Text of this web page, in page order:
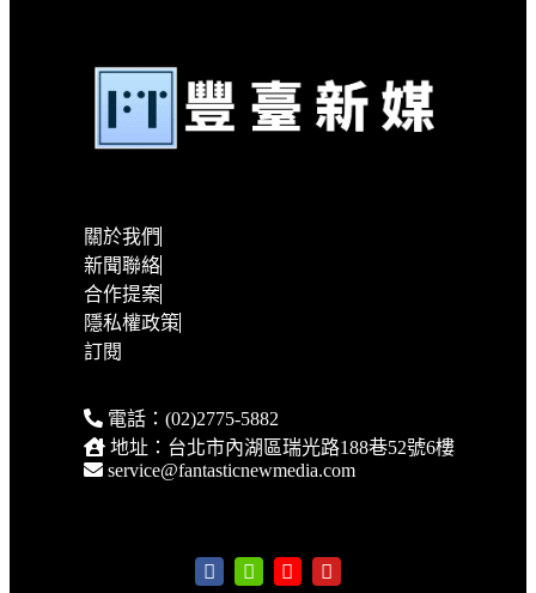
關於我們
新聞聯絡
合作提案
隱私權政策
訂閱
電話：(02)2775-5882
地址：台北市內湖區瑞光路188巷52號6樓
service@fantasticnewmedia.com